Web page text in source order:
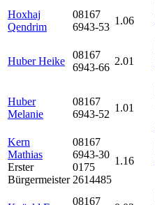
Hoxhaj
Qendrim
08167
6943-53
1.06
Huber Heike
08167
6943-66
2.01
Huber
Melanie
08167
6943-52
1.01
Kern
Mathias
Erster
Bürgermeister
08167
6943-30
0175
2614485
1.16
08167